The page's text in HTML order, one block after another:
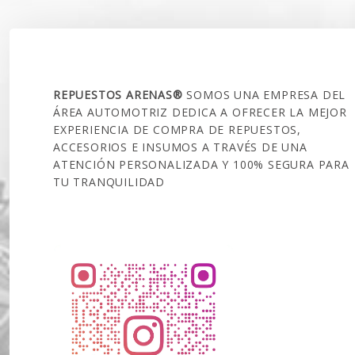
REPUESTOS ARENAS®SOMOS UNA EMPRESA DEL
ÁREA AUTOMOTRIZ DEDICA A OFRECER LA MEJOR
EXPERIENCIA DE COMPRA DE REPUESTOS,
ACCESORIOS E INSUMOS A TRAVÉS DE UNA
ATENCIÓN PERSONALIZADA Y 100% SEGURA PARA
TU TRANQUILIDAD